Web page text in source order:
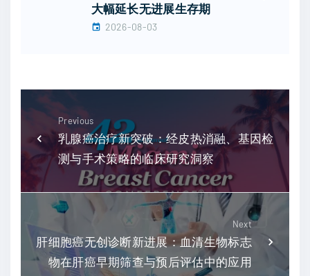
大幅延长无进展生存期
2026-08-03
Previous
乳腺癌治疗新突破：经皮热消融、基因检
测与手术策略的临床研究洞察
Next
肝细胞癌无创诊断新进展：血清生物标志
物在肝癌早期筛查与预后评估中的应用